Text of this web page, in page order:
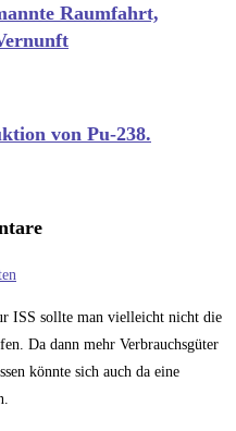
Raumfahrt,
von Pu-238.
ISS sollte man vielleicht nicht die
Da dann mehr Verbrauchsgüter
könnte sich auch da eine